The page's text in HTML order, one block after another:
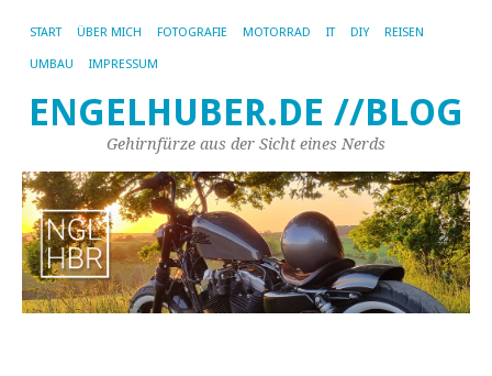
START ÜBER MICH FOTOGRAFIE MOTORRAD IT DIY REISEN
UMBAU IMPRESSUM
ENGELHUBER.DE //BLOG
Gehirnfürze aus der Sicht eines Nerds